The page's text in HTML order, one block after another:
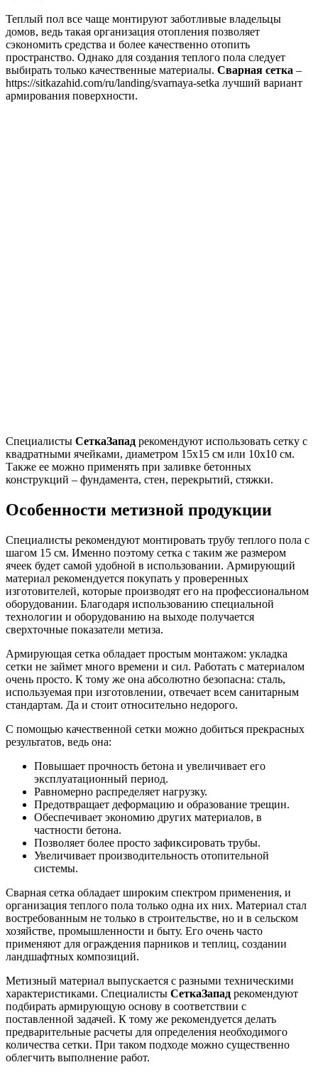
Теплый пол все чаще монтируют заботливые владельцы
домов, ведь такая организация отопления позволяет
сэкономить средства и более качественно отопить
пространство. Однако для создания теплого пола следует
выбирать только качественные материалы. Сварная сетка –
https://sitkazahid.com/ru/landing/svarnaya-setka лучший вариант
армирования поверхности.
Специалисты СеткаЗапад рекомендуют использовать сетку с
квадратными ячейками, диаметром 15х15 см или 10х10 см.
Также ее можно применять при заливке бетонных
конструкций – фундамента, стен, перекрытий, стяжки.
Особенности метизной продукции
Специалисты рекомендуют монтировать трубу теплого пола с
шагом 15 см. Именно поэтому сетка с таким же размером
ячеек будет самой удобной в использовании. Армирующий
материал рекомендуется покупать у проверенных
изготовителей, которые производят его на профессиональном
оборудовании. Благодаря использованию специальной
технологии и оборудованию на выходе получается
сверхточные показатели метиза.
Армирующая сетка обладает простым монтажом: укладка
сетки не займет много времени и сил. Работать с материалом
очень просто. К тому же она абсолютно безопасна: сталь,
используемая при изготовлении, отвечает всем санитарным
стандартам. Да и стоит относительно недорого.
С помощью качественной сетки можно добиться прекрасных
результатов, ведь она:
Повышает прочность бетона и увеличивает его
эксплуатационный период.
Равномерно распределяет нагрузку.
Предотвращает деформацию и образование трещин.
Обеспечивает экономию других материалов, в
частности бетона.
Позволяет более просто зафиксировать трубы.
Увеличивает производительность отопительной
системы.
Сварная сетка обладает широким спектром применения, и
организация теплого пола только одна их них. Материал стал
востребованным не только в строительстве, но и в сельском
хозяйстве, промышленности и быту. Его очень часто
применяют для ограждения парников и теплиц, создании
ландшафтных композиций.
Метизный материал выпускается с разными техническими
характеристиками. Специалисты СеткаЗапад рекомендуют
подбирать армирующую основу в соответствии с
поставленной задачей. К тому же рекомендуется делать
предварительные расчеты для определения необходимого
количества сетки. При таком подходе можно существенно
облегчить выполнение работ.